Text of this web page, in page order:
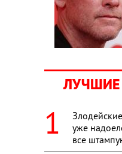
уже
все